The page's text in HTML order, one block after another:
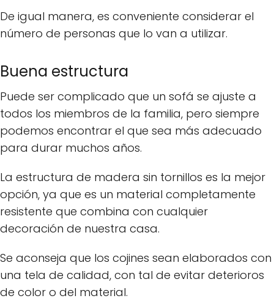
De igual manera, es conveniente considerar el
número de personas que lo van a utilizar.
Buena estructura
Puede ser complicado que un sofá se ajuste a
todos los miembros de la familia, pero siempre
podemos encontrar el que sea más adecuado
para durar muchos años.
La estructura de madera sin tornillos es la mejor
opción, ya que es un material completamente
resistente que combina con cualquier
decoración de nuestra casa.
Se aconseja que los cojines sean elaborados con
una tela de calidad, con tal de evitar deterioros
de color o del material.